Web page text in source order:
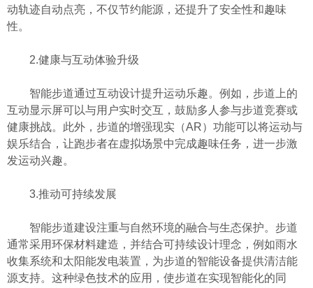
动轨迹自动点亮，不仅节约能源，还提升了安全性和趣味
性。
2.健康与互动体验升级
智能步道通过互动设计提升运动乐趣。例如，步道上的
互动显示屏可以与用户实时交互，鼓励多人参与步道竞赛或
健康挑战。此外，步道的增强现实（AR）功能可以将运动与
娱乐结合，让跑步者在虚拟场景中完成趣味任务，进一步激
发运动兴趣。
3.推动可持续发展
智能步道建设注重与自然环境的融合与生态保护。步道
通常采用环保材料建造，并结合可持续设计理念，例如雨水
收集系统和太阳能发电装置，为步道的智能设备提供清洁能
源支持。这种绿色技术的应用，使步道在实现智能化的同